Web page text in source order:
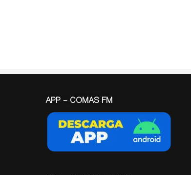
APP – COMAS FM